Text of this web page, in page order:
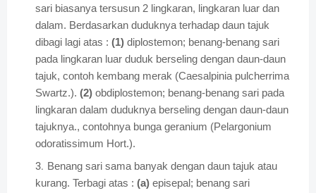
sari biasanya tersusun 2 lingkaran, lingkaran luar dan
dalam. Berdasarkan duduknya terhadap daun tajuk
dibagi lagi atas : (1) diplostemon; benang-benang sari
pada lingkaran luar duduk berseling dengan daun-daun
tajuk, contoh kembang merak (Caesalpinia pulcherrima
Swartz.). (2) obdiplostemon; benang-benang sari pada
lingkaran dalam duduknya berseling dengan daun-daun
tajuknya., contohnya bunga geranium (Pelargonium
odoratissimum Hort.).
Benang sari sama banyak dengan daun tajuk atau
kurang. Terbagi atas : (a) episepal; benang sari